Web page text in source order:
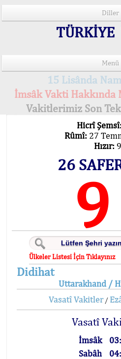
Diller
Menü
15 Lisânda
İmsâk Vakti Hakkında
Vakitlerimiz Son
Hicrî Şemsî:
Rûmî: 27
Hızır:
26
9
Ülkeler Listesi İçin Tıklayınız
Didihat
Uttarakhand /
Vasatî Vakitler/
Vasatî
İmsâk
Sabâh